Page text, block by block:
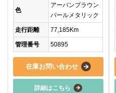
色
アーバンブラウン
パールメタリック
走行距離 77,185Km
管理番号 50895
在庫お問い合わせ
詳細はこちら